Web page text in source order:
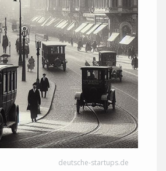
deutsche-startups.de